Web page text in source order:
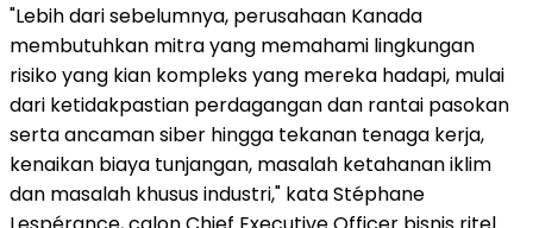
"Lebih dari sebelumnya, perusahaan Kanada
membutuhkan mitra yang memahami lingkungan
risiko yang kian kompleks yang mereka hadapi, mulai
dari ketidakpastian perdagangan dan rantai pasokan
serta ancaman siber hingga tekanan tenaga kerja,
kenaikan biaya tunjangan, masalah ketahanan iklim
dan masalah khusus industri," kata Stéphane